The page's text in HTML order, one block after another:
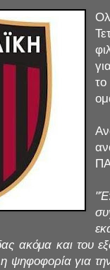
ακόμα και του
ψηφοφορία για